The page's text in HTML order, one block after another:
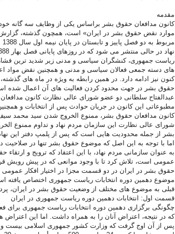
مقدمه
کانون مدافعان حقوق بشر براساس یکی از وظایف سه گانه
موارد نقض حقوق بشر در ایران» است، همچون گذشته،
ریاست جمهوری، کنشگران سیاسی و مدنی زیر شدید ترین
های دسته جمعی فعالان سیاسی و مدنی و همچنین نقض مواد
کنون نیز ادامه دارد. در همين رابطه به ويژه در ماه های
حقوق بشر در جهت محدود کردن فعاليت های آن اعمال شده
عبدالفتاح سلطانی دو عضو شورای عالی نظارت کانون
مطبوعاتی این کانون در جریان حوادث پس از انتخابات و
شورای عالی نظارت این سازمان مردم نهاد و تداوم ممنوع
بشر از جمله محدودیت هایی است که پس از پلمپ دفتر این
اما با توجه به این اصل که موضوع حقوق بشر تنها در
به عنوان سازمانی مردم نهاد، با این اعتقاد که ترویج و
عمومی است، تلاش کرد تا با وجود موانعی که در پیش رویش
حقوق بشر در ایران در دو قسمت مجزا در اختیار افکار
موضوع دهمین دوره انتخابات ریاست جمهوری اختصاص یافته
قبلی به موضوع های مختلف از وضعیت حقوق بشر در ایران،
قسمت اول: انتخابات دهمین دوره ریاست جمهوری در ایران
چگونگی برگزاری دهمین دوره انتخابات ریاست جمهوری برای
که در نتیجه، اعتراض آنان را به همراه داشت. اما این